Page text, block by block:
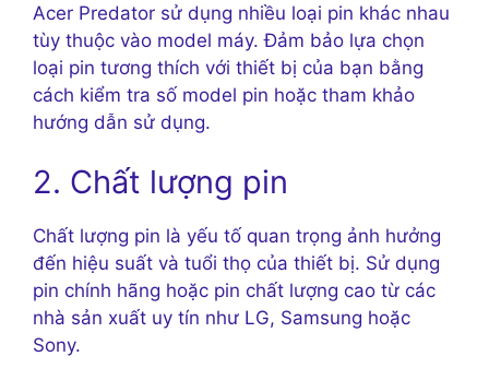
Acer Predator sử dụng nhiều loại pin khác nhau
tùy thuộc vào model máy. Đảm bảo lựa chọn
loại pin tương thích với thiết bị của bạn bằng
cách kiểm tra số model pin hoặc tham khảo
hướng dẫn sử dụng.
2. Chất lượng pin
Chất lượng pin là yếu tố quan trọng ảnh hưởng
đến hiệu suất và tuổi thọ của thiết bị. Sử dụng
pin chính hãng hoặc pin chất lượng cao từ các
nhà sản xuất uy tín như LG, Samsung hoặc
Sony.